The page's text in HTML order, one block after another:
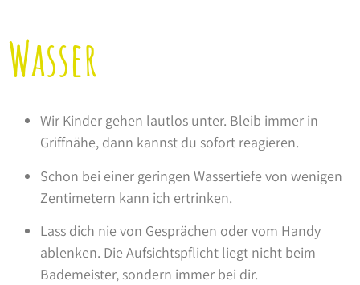
Wasser
Wir Kinder gehen lautlos unter. Bleib immer in
Griffnähe, dann kannst du sofort reagieren.
Schon bei einer geringen Wassertiefe von wenigen
Zentimetern kann ich ertrinken.
Lass dich nie von Gesprächen oder vom Handy
ablenken. Die Aufsichtspflicht liegt nicht beim
Bademeister, sondern immer bei dir.